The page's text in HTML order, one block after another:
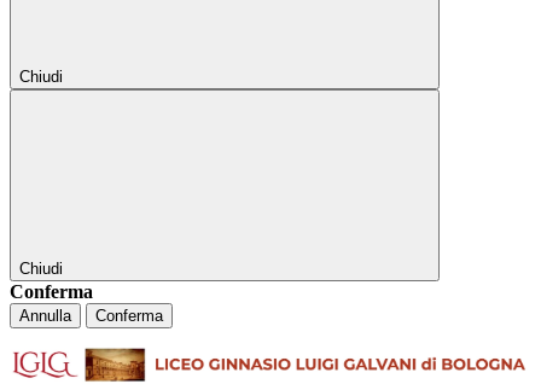
Chiudi
Chiudi
Conferma
Annulla Conferma